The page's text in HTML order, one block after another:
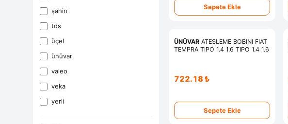
şahi̇n
tds
üçel
ünüvar
valeo
veka
yerli̇
Sepete Ekle
ÜNÜVAR ATESLEME BOBINI FIAT
TEMPRA TIPO 1.4 1.6 TIPO 1.4 1.6
722.18 ₺
Sepete Ekle